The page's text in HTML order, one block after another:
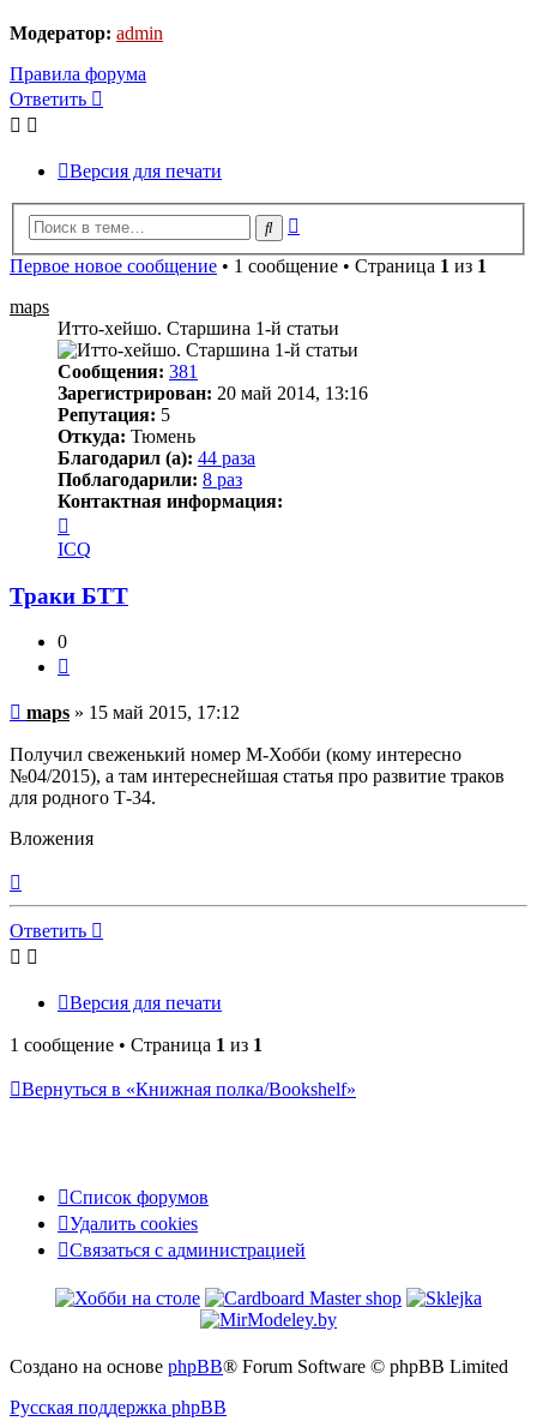
Модератор: admin
Правила форума
Ответить
Ответить
Версия для печати
Поиск
Первое новое сообщение • 1 сообщение • Страница 1 из 1
maps
Итто-хейшо. Старшина 1-й статьи
Сообщения: 381
Зарегистрирован: 20 май 2014, 13:16
Репутация: 5
Откуда: Тюмень
Благодарил (а): 44 раза
Поблагодарили: 8 раз
Контактная информация:
информация
пользователя
maps
ICQ
Траки БТТ
0
Непрочитанное
сообщение
maps » 15 май 2015, 17:12
Получил свеженький номер М-Хобби (кому интересно
№04/2015), а там интереснейшая статья про развитие траков
для родного Т-34.
Вложения
началу
Ответить
Ответить
Версия для печати
1 сообщение • Страница 1 из 1
Вернуться в «Книжная полка/Bookshelf»
Список форумов
Удалить cookies
Связаться
администрацией
Связаться с администрацией
Создано на основе phpBB® Forum Software © phpBB Limited
Русская поддержка phpBB